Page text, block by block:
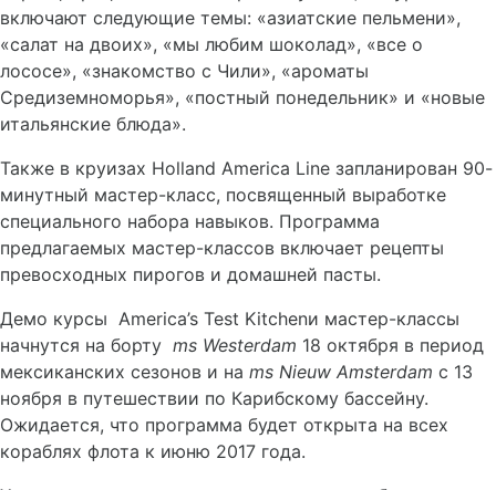
включают следующие темы: «азиатские пельмени»,
«салат на двоих», «мы любим шоколад», «все о
лососе», «знакомство с Чили», «ароматы
Средиземноморья», «постный понедельник» и «новые
итальянские блюда».
Также в круизах Holland America Line запланирован 90-
минутный мастер-класс, посвященный выработке
специального набора навыков. Программа
предлагаемых мастер-классов включает рецепты
превосходных пирогов и домашней пасты.
Демо курсы America’s Test Kitchenи мастер-классы
начнутся на борту ms Westerdam 18 октября в период
мексиканских сезонов и на ms Nieuw Amsterdam c 13
ноября в путешествии по Карибскому бассейну.
Ожидается, что программа будет открыта на всех
кораблях флота к июню 2017 года.